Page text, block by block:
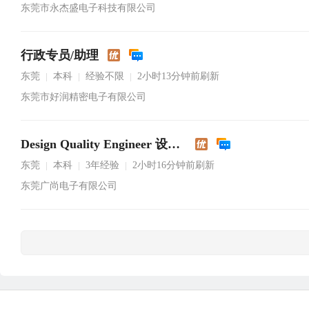
东莞市永杰盛电子科技有限公司
行政专员/助理
东莞 本科 经验不限
2小时13分钟前刷新
东莞市好润精密电子有限公司
Design Quality Engineer 设计品质工程师
东莞 本科 3年经验
2小时16分钟前刷新
东莞广尚电子有限公司